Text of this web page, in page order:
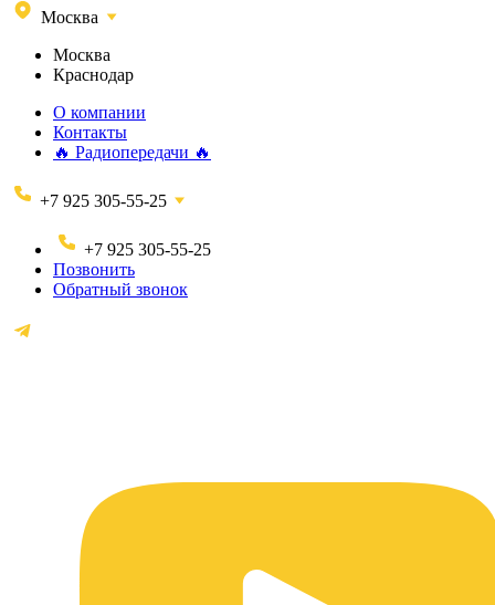
Москва
Москва
Краснодар
О компании
Контакты
🔥 Радиопередачи 🔥
+7 925 305-55-25
+7 925 305-55-25
Позвонить
Обратный звонок